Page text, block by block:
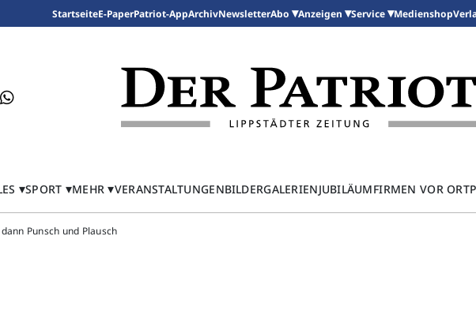
StartseiteE-PaperPatriot-AppArchivNewsletterAbo Anzeigen Service Medienshop
SPORT MEHR VERANSTALTUNGENBILDERGALERIENJUBILÄUMFIRMEN VOR ORT
Punsch und Plausch